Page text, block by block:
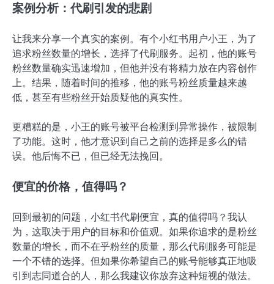
案例分析：代刷引发的悲剧
让我来分享一个真实的案例。有个小红书用户小王，为了
追求粉丝数量的增长，选择了代刷服务。起初，他的账号
粉丝数量确实迅速增加，但他并没有将精力放在内容创作
上。结果，随着时间的推移，他的账号粉丝质量越来越
低，甚至有些粉丝开始质疑他的真实性。
更糟糕的是，小王的账号被平台检测到异常操作，被限制
了功能。这时，他才意识到自己之前的选择是多么的错
误。他后悔不已，但已经无法挽回。
便宜的价格，值得吗？
回到最初的问题，小红书代刷便宜，真的值得吗？我认
为，这取决于用户的目标和价值观。如果你追求的是粉丝
数量的增长，而不在乎粉丝的质量，那么代刷服务可能是
一个不错的选择。但如果你希望自己的账号能够真正地吸
引到志同道合的人，那么我建议你放弃这种短视的做法。